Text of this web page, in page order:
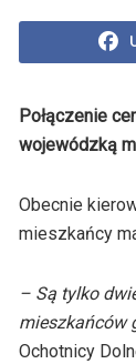
Połączenie
wojewódzką
Obecnie
mieszkańcy
– Są tylko
mieszkańców
Ochotnicy